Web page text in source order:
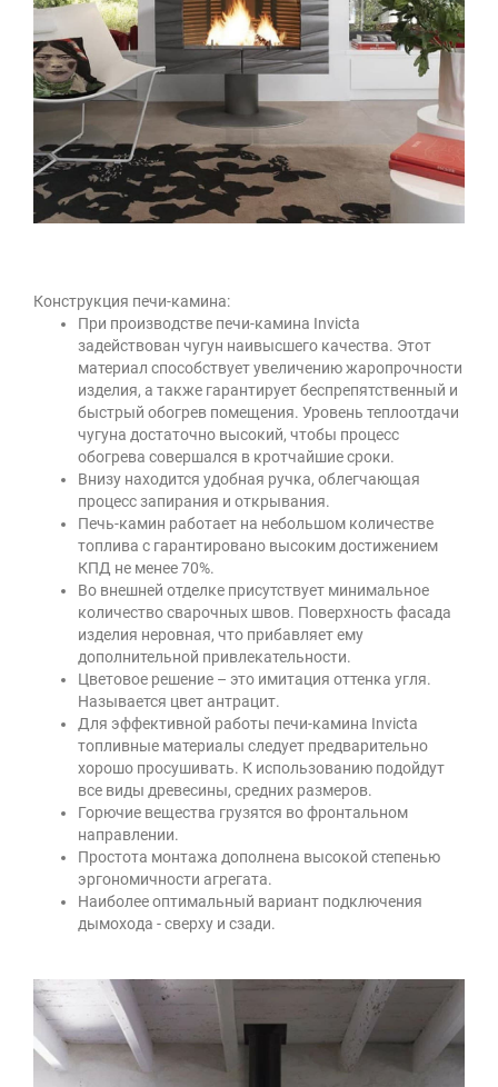
Конструкция печи-камина:
При производстве печи-камина Invicta
задействован чугун наивысшего качества. Этот
материал способствует увеличению жаропрочности
изделия, а также гарантирует беспрепятственный и
быстрый обогрев помещения. Уровень теплоотдачи
чугуна достаточно высокий, чтобы процесс
обогрева совершался в кротчайшие сроки.
Внизу находится удобная ручка, облегчающая
процесс запирания и открывания.
Печь-камин работает на небольшом количестве
топлива с гарантировано высоким достижением
КПД не менее 70%.
Во внешней отделке присутствует минимальное
количество сварочных швов. Поверхность фасада
изделия неровная, что прибавляет ему
дополнительной привлекательности.
Цветовое решение – это имитация оттенка угля.
Называется цвет антрацит.
Для эффективной работы печи-камина Invicta
топливные материалы следует предварительно
хорошо просушивать. К использованию подойдут
все виды древесины, средних размеров.
Горючие вещества грузятся во фронтальном
направлении.
Простота монтажа дополнена высокой степенью
эргономичности агрегата.
Наиболее оптимальный вариант подключения
дымохода - сверху и сзади.